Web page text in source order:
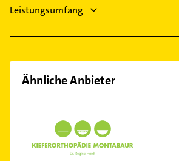
Leistungsumfang
Ähnliche Anbieter